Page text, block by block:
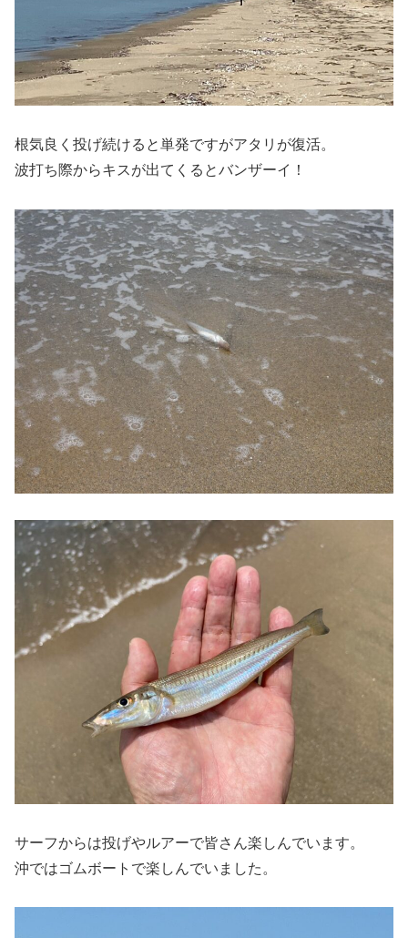
根気良く投げ続けると単発ですがアタリが復活。
波打ち際からキスが出てくるとバンザーイ！
サーフからは投げやルアーで皆さん楽しんでいます。
沖ではゴムボートで楽しんでいました。